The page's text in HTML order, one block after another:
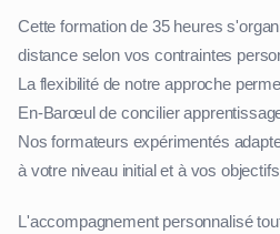
Cette formation de 35 heures
distance selon vos contraintes
La flexibilité de notre approche
En-Barœul de concilier
Nos formateurs expérimentés
à votre niveau initial et à vos
L'accompagnement personnalisé